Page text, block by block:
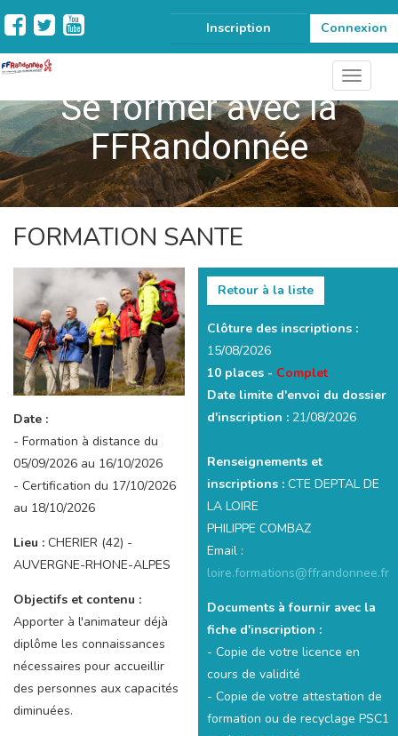
Inscription Connexion
Se former avec la
FFRandonnée
FORMATION SANTE
Date :
- Formation à distance du
05/09/2026 au 16/10/2026
- Certification du 17/10/2026
au 18/10/2026
Lieu : CHERIER (42) -
AUVERGNE-RHONE-ALPES
Objectifs et contenu :
Apporter à l'animateur déjà
diplôme les connaissances
nécessaires pour accueillir
des personnes aux capacités
diminuées.
Retour à la liste
Clôture des inscriptions :
15/08/2026
10 places - Complet
Date limite d'envoi du dossier
d'inscription : 21/08/2026
Renseignements et
inscriptions : CTE DEPTAL DE
LA LOIRE
PHILIPPE COMBAZ
Email :
loire.formations@ffrandonnee.fr
Documents à fournir avec la
fiche d'inscription :
- Copie de votre licence en
cours de validité
- Copie de votre attestation de
formation ou de recyclage PSC1